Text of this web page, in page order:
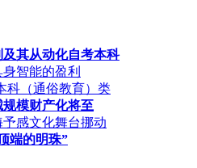
其从动化自考本科
智能的盈利
科（通俗教育）类
模财产化将至
感文化舞台挪动
端的明珠”